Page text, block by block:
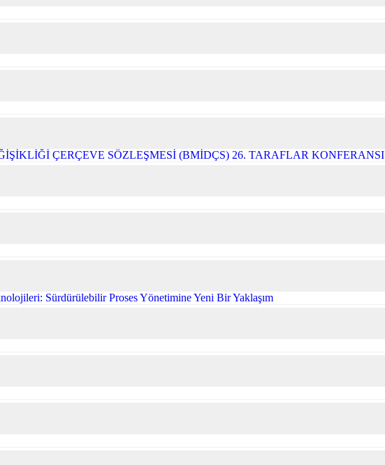
ÇERÇEVE SÖZLEŞMESİ (BMİDÇS) 26. TARAFLAR KONFERANSI
Sürdürülebilir Proses Yönetimine Yeni Bir Yaklaşım